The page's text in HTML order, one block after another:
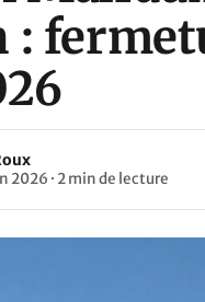
:
2026 · 2 min de lecture